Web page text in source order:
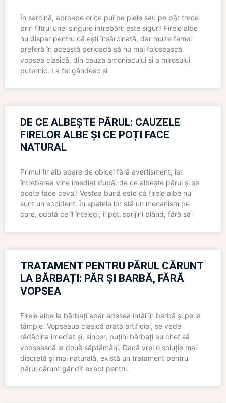
În sarcină, aproape orice pui pe piele sau pe păr trece
prin filtrul unei singure întrebări: este sigur? Firele albe
nu dispar pentru că ești însărcinată, dar multe femei
preferă în această perioadă să nu mai folosească
vopsea clasică, din cauza amoniacului și a mirosului
puternic. La fel gândesc și
DE CE ALBEȘTE PĂRUL: CAUZELE
FIRELOR ALBE ȘI CE POȚI FACE
NATURAL
Primul fir alb apare de obicei fără avertisment, iar
întrebarea vine imediat după: de ce albește părul și se
poate face ceva? Vestea bună este că firele albe nu
sunt un accident. În spatele lor stă un mecanism pe
care, odată ce îl înțelegi, îl poți sprijini blând, fără să
TRATAMENT PENTRU PĂRUL CĂRUNT
LA BĂRBAȚI: PĂR ȘI BARBĂ, FĂRĂ
VOPSEA
Firele albe la bărbați apar adesea întâi în barbă și pe la
tâmple. Vopseaua clasică arată artificial, se vede
rădăcina imediat și, sincer, puțini bărbați au chef să
vopsească la două săptămâni. Dacă vrei o soluție mai
discretă și mai naturală, există un tratament pentru
părul cărunt gândit exact pentru